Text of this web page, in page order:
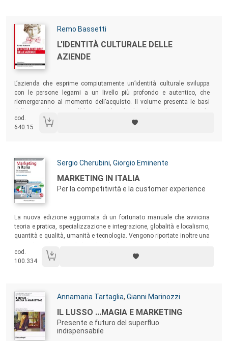
Autori:
Remo Bassetti
Titolo:
L'IDENTITÀ CULTURALE DELLE
AZIENDE
Sommario:
L’azienda che esprime compiutamente un’identità culturale sviluppa
con le persone legami a un livello più profondo e autentico, che
riemergeranno al momento dell’acquisto. Il volume presenta le basi
riflessioni teoriche, esempi e parti più eminentemente “pratiche”.
cod.
640.15
Autori:
Sergio Cherubini, Giorgio Eminente
Titolo:
MARKETING IN ITALIA
Per la competitività e la customer experience
La nuova edizione aggiornata di un fortunato manuale che avvicina
teoria e pratica, specializzazione e integrazione, globalità e localismo,
quantità e qualità, umanità e tecnologia. Vengono riportate inoltre una
Campari, Kinder, Luxottica, Mapei, Geox, l’isola di Capri, e altri non
tipicamente orientati al profitto come il Teatro alla Scala e l’Ospedale
cod.
100.334
Autori:
Annamaria Tartaglia, Gianni Marinozzi
Titolo:
IL LUSSO ...MAGIA E MARKETING
Presente e futuro del superfluo
indispensabile